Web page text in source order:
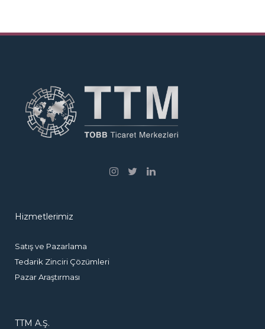
Hizmetlerimiz
Satış ve Pazarlama
Tedarik Zinciri Çözümleri
Pazar Araştırması
TTM A.Ş.